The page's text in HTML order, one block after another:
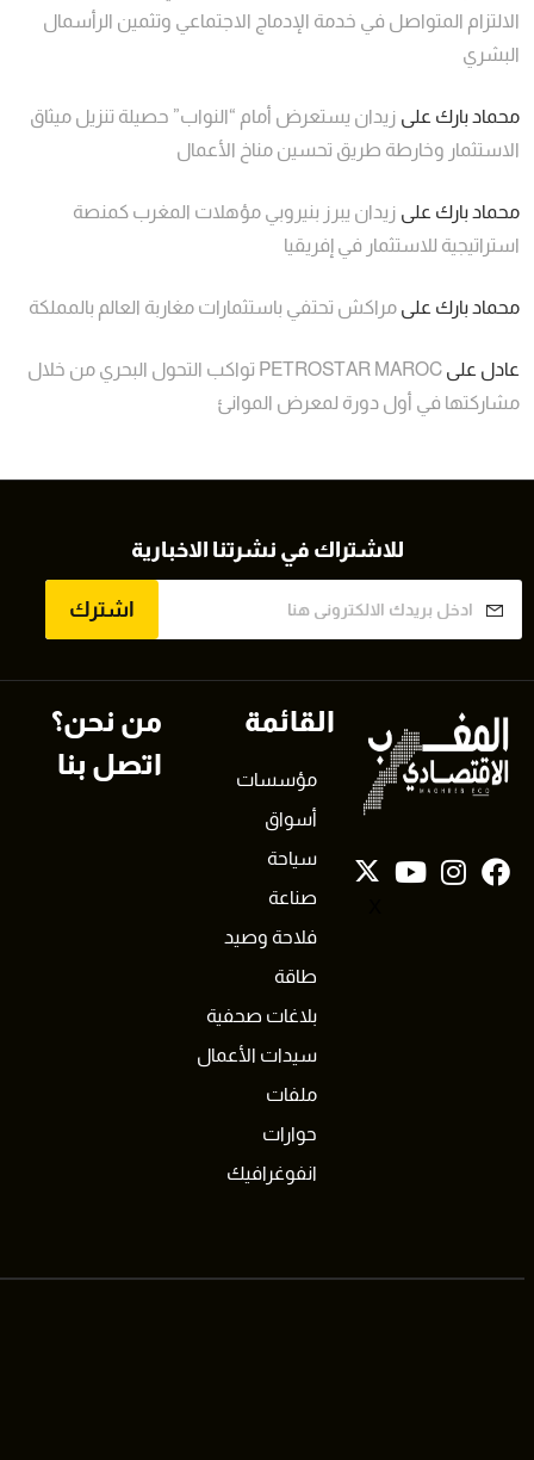
الالتزام المتواصل في خدمة الإدماج الاجتماعي وتثمين الرأسمال
البشري
محماد بارك على زيدان يستعرض أمام “النواب” حصيلة تنزيل ميثاق
الاستثمار وخارطة طريق تحسين مناخ الأعمال
محماد بارك على زيدان يبرز بنيروبي مؤهلات المغرب كمنصة
استراتيجية للاستثمار في إفريقيا
محماد بارك على مراكش تحتفي باستثمارات مغاربة العالم بالمملكة
عادل على
PETROSTAR MAROC تواكب التحول البحري من خلال
مشاركتها في أول دورة لمعرض الموانئ
للاشتراك في نشرتنا الاخبارية
اشترك
القائمة
مؤسسات
أسواق
سياحة
صناعة
فلاحة وصيد
طاقة
بلاغات صحفية
سيدات الأعمال
ملفات
حوارات
انفوغرافيك
من نحن؟
اتصل بنا